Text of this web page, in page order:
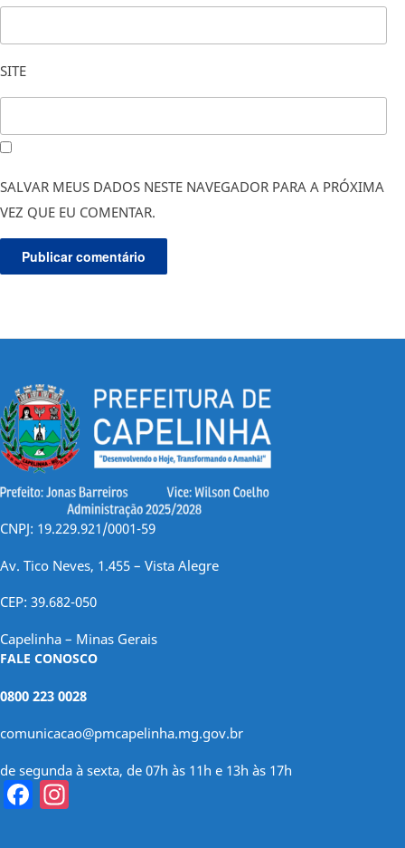
SITE
SALVAR MEUS DADOS NESTE NAVEGADOR PARA A PRÓXIMA
VEZ QUE EU COMENTAR.
CNPJ: 19.229.921/0001-59
Av. Tico Neves, 1.455 – Vista Alegre
CEP: 39.682-050
Capelinha – Minas Gerais
FALE CONOSCO
0800 223 0028
comunicacao@pmcapelinha.mg.gov.br
de segunda à sexta, de 07h às 11h e 13h às 17h
Facebook